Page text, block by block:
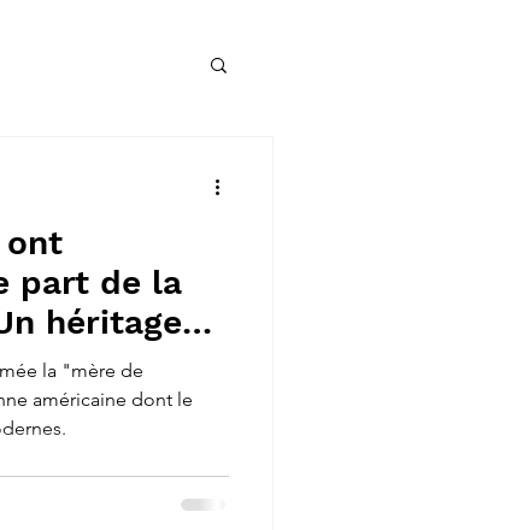
ont
part de la
héritage
la "mère de
américaine dont le